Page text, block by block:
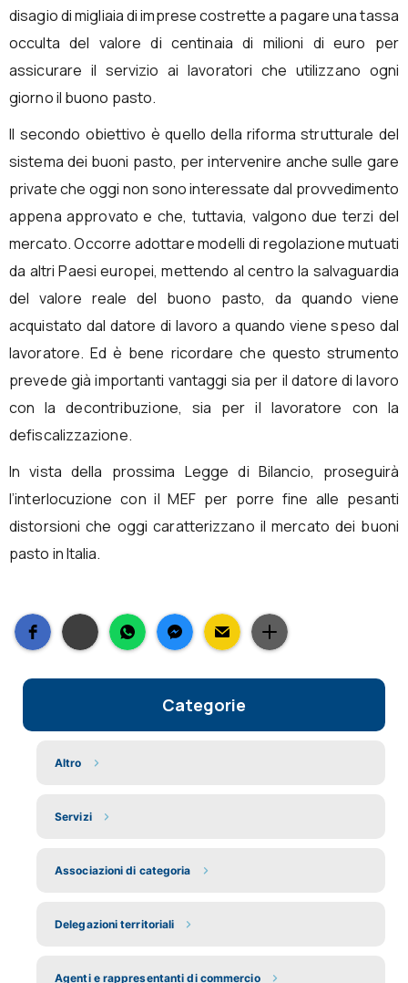
disagio di migliaia di imprese costrette a pagare una tassa
occulta del valore di centinaia di milioni di euro per
assicurare il servizio ai lavoratori che utilizzano ogni
giorno il buono pasto.
Il secondo obiettivo è quello della riforma strutturale del
sistema dei buoni pasto, per intervenire anche sulle gare
private che oggi non sono interessate dal provvedimento
appena approvato e che, tuttavia, valgono due terzi del
mercato. Occorre adottare modelli di regolazione mutuati
da altri Paesi europei, mettendo al centro la salvaguardia
del valore reale del buono pasto, da quando viene
acquistato dal datore di lavoro a quando viene speso dal
lavoratore. Ed è bene ricordare che questo strumento
prevede già importanti vantaggi sia per il datore di lavoro
con la decontribuzione, sia per il lavoratore con la
defiscalizzazione.
In vista della prossima Legge di Bilancio, proseguirà
l’interlocuzione con il MEF per porre fine alle pesanti
distorsioni che oggi caratterizzano il mercato dei buoni
pasto in Italia.
Categorie
Altro
Servizi
Associazioni di categoria
Delegazioni territoriali
Agenti e rappresentanti di commercio